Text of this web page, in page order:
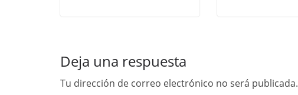
Deja una respuesta
Tu dirección de correo electrónico no será publicada.